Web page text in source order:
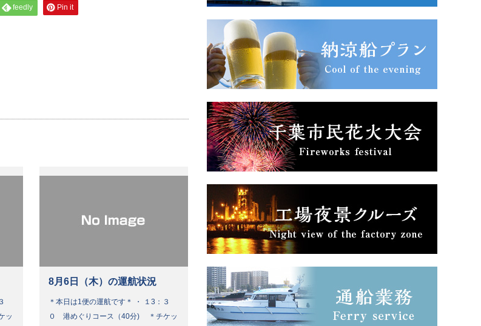
feedly Pin it
ッ
8月6日（木）の運航状況
＊本日は1便の運航です＊ ・ １3：３
０ 港めぐりコース（40分) ＊チケッ